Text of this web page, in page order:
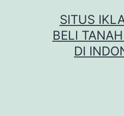
SITUS
BELI
DI